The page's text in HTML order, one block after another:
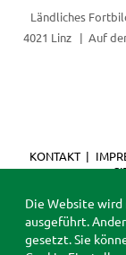
Ländliches
4021 Linz
Auf
KONTAKT
Die Website
ausgeführt.
gesetzt. Sie